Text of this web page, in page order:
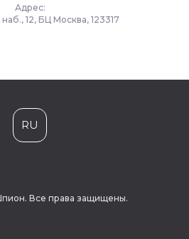
Адрес:
12, БЦ Москва, 123317
RU
Все права защищены.